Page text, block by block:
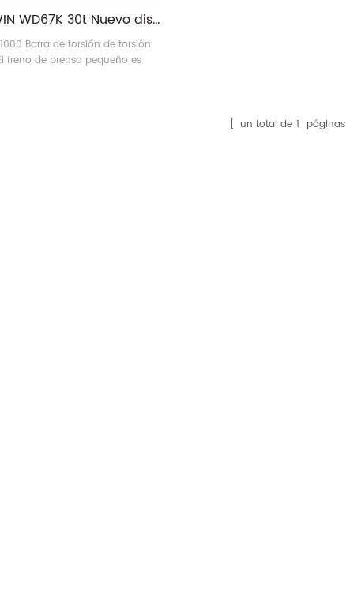
RONGWIN WD67K 30t Nuevo diseño de un metro hidráulico personalizado CNC Máquina de freno de prensa pequeña para la venta
Barra de torsión de torsión
freno de prensa pequeño es
un total de 1 páginas